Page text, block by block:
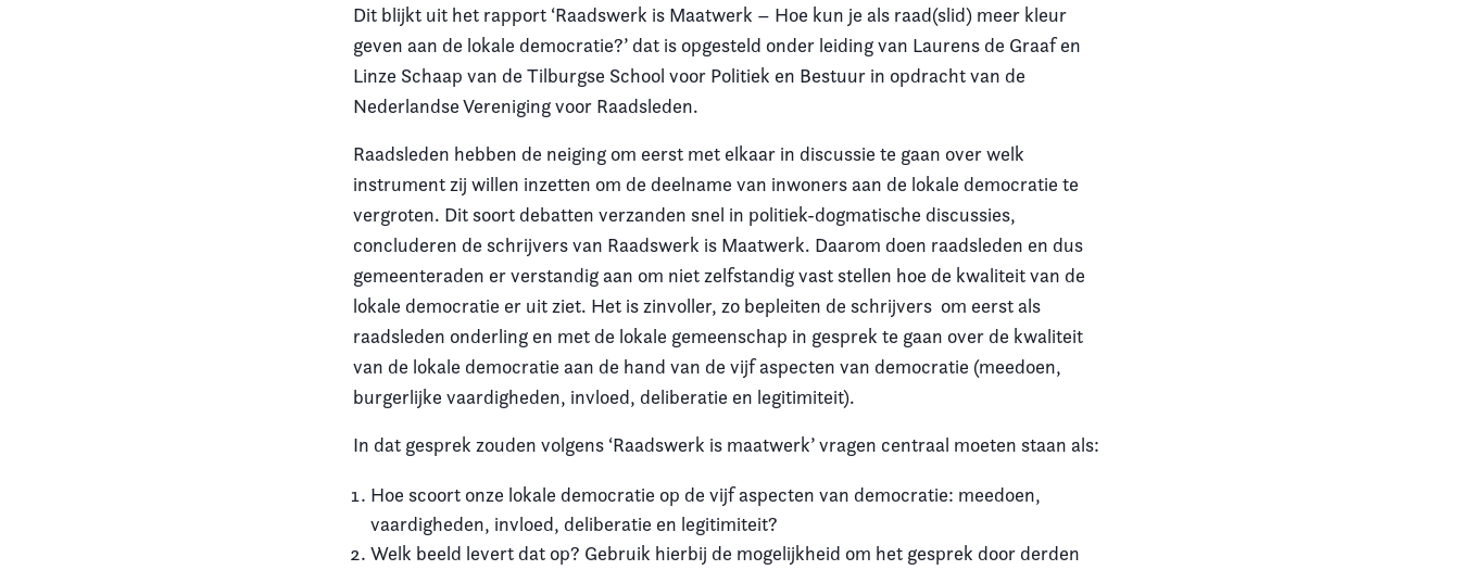
Dit blijkt uit het rapport ‘Raadswerk is Maatwerk – Hoe kun je als raad(slid) meer kleur
geven aan de lokale democratie?’ dat is opgesteld onder leiding van Laurens de Graaf en
Linze Schaap van de Tilburgse School voor Politiek en Bestuur in opdracht van de
Nederlandse Vereniging voor Raadsleden.
Raadsleden hebben de neiging om eerst met elkaar in discussie te gaan over welk
instrument zij willen inzetten om de deelname van inwoners aan de lokale democratie te
vergroten. Dit soort debatten verzanden snel in politiek-dogmatische discussies,
concluderen de schrijvers van Raadswerk is Maatwerk. Daarom doen raadsleden en dus
gemeenteraden er verstandig aan om niet zelfstandig vast stellen hoe de kwaliteit van de
lokale democratie er uit ziet. Het is zinvoller, zo bepleiten de schrijvers om eerst als
raadsleden onderling en met de lokale gemeenschap in gesprek te gaan over de kwaliteit
van de lokale democratie aan de hand van de vijf aspecten van democratie (meedoen,
burgerlijke vaardigheden, invloed, deliberatie en legitimiteit).
In dat gesprek zouden volgens ‘Raadswerk is maatwerk’ vragen centraal moeten staan als:
Hoe scoort onze lokale democratie op de vijf aspecten van democratie: meedoen,
vaardigheden, invloed, deliberatie en legitimiteit?
Welk beeld levert dat op? Gebruik hierbij de mogelijkheid om het gesprek door derden